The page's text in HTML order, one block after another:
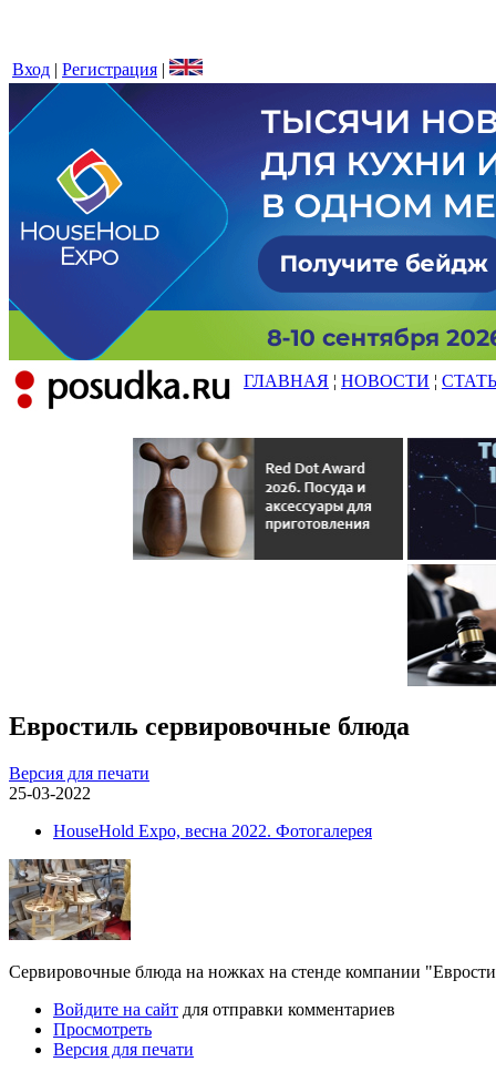
Вход | Регистрация |
ГЛАВНАЯ ¦ НОВОСТИ ¦
Евростиль сервировочные блюда
Версия для печати
25-03-2022
HouseHold Expo, весна 2022. Фотогалерея
Сервировочные блюда на ножках на стенде компании
Войдите на сайт для отправки комментариев
Просмотреть
Версия для печати